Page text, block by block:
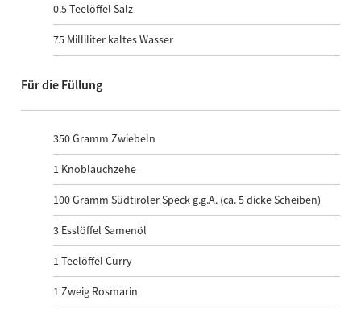
0.5Teelöffel Salz
75 Milliliter kaltes Wasser
Für die Füllung
350Gramm Zwiebeln
1 Knoblauchzehe
100Gramm Südtiroler Speck g.g.A. (ca. 5 dicke Scheiben)
3 Esslöffel Samenöl
1 Teelöffel Curry
1 Zweig Rosmarin